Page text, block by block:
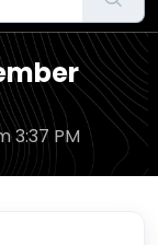
3:37 PM